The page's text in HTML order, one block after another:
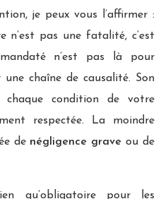
je peux vous l’affirmer :
n’est pas une fatalité, c’est
n’est pas là pour
chaîne de causalité. Son
condition de votre
respectée. La moindre
de négligence grave ou de
qu’obligatoire pour les